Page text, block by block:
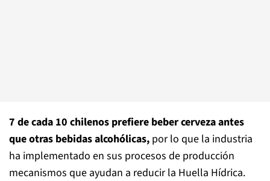
7 de cada 10 chilenos prefiere beber cerveza antes
que otras bebidas alcohólicas, por lo que la industria
ha implementado en sus procesos de producción
mecanismos que ayudan a reducir la Huella Hídrica.